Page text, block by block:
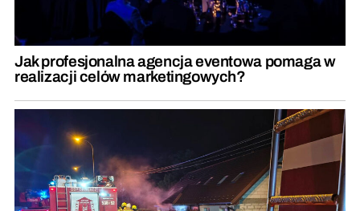
Jak profesjonalna agencja eventowa pomaga w
realizacji celów marketingowych?